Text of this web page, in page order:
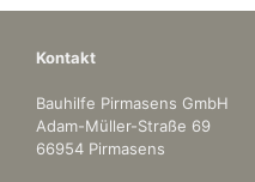
Kontakt
Bauhilfe Pirmasens GmbH
Adam-Müller-Straße 69
66954 Pirmasens